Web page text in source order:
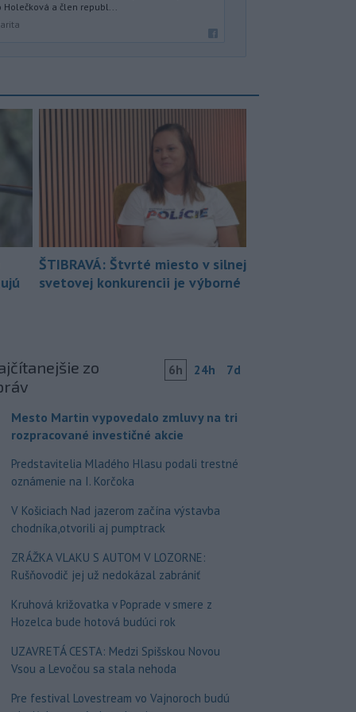
Holečková a člen republ...
ŠTIBRAVÁ: Štvrté miesto v silnej
svetovej konkurencii je výborné
zo
6h 24h 7d
Mesto Martin vypovedalo zmluvy na tri
rozpracované investičné akcie
Predstavitelia Mladého Hlasu podali trestné
oznámenie na I. Korčoka
V Košiciach Nad jazerom začína výstavba
chodníka,otvorili aj pumptrack
ZRÁŽKA VLAKU S AUTOM V LOZORNE:
Rušňovodič jej už nedokázal zabrániť
Kruhová križovatka v Poprade v smere z
Hozelca bude hotová budúci rok
UZAVRETÁ CESTA: Medzi Spišskou Novou
Vsou a Levočou sa stala nehoda
Pre festival Lovestream vo Vajnoroch budú